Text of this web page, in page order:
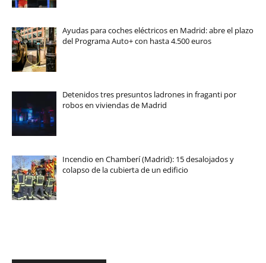
Ayudas para coches eléctricos en Madrid: abre el plazo
del Programa Auto+ con hasta 4.500 euros
Detenidos tres presuntos ladrones in fraganti por
robos en viviendas de Madrid
Incendio en Chamberí (Madrid): 15 desalojados y
colapso de la cubierta de un edificio